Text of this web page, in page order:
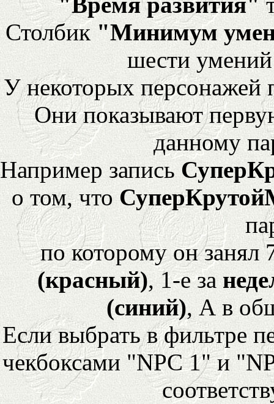
Столбик"Минимум
шести
У некоторых персонажей
Они показывают
данному
Например запись
о том, что
по которому он
(красный), 1-е за
(синий), А в
Если выбрать в фильтре
чекбоксами "NPC 1" и